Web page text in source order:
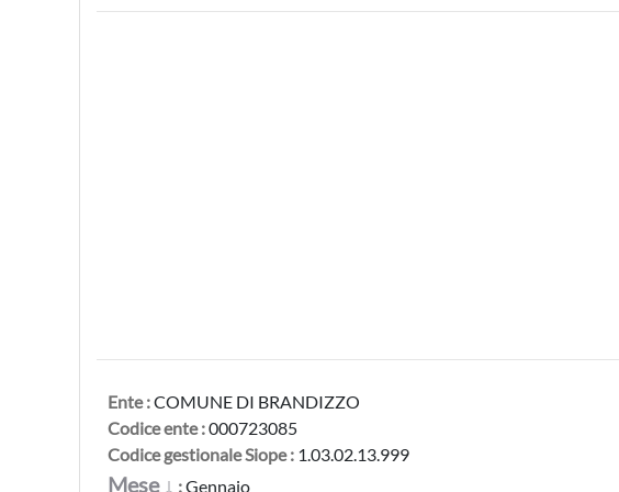
Ente :COMUNE DI BRANDIZZO
Codice ente :000723085
Codice gestionale Siope : 1.03.02.13.999
Mese ↓ :Gennaio